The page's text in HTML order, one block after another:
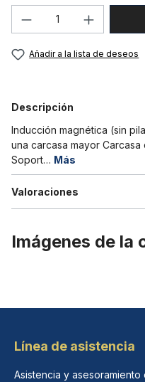
Cantidad del
Añadir a la lista de deseos
Descripción
Inducción magnética (sin
una carcasa mayor
Soport… Más
Valoraciones
Imágenes de la
Línea de asistencia
Asistencia y asesoramiento